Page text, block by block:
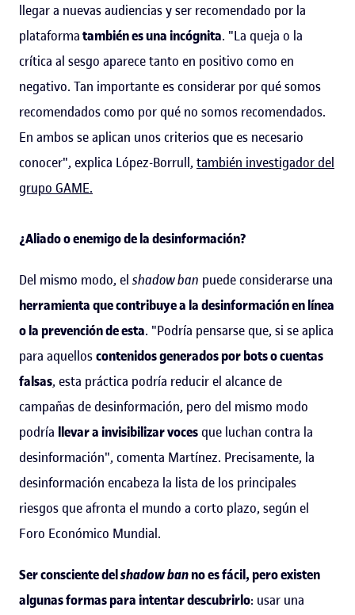
llegar a nuevas audiencias y ser recomendado por la
plataformatambién es una incógnita. "La queja o la
crítica al sesgo aparece tanto en positivo como en
negativo. Tan importante es considerar por qué somos
recomendados como por qué no somos recomendados.
En ambos se aplican unos criterios que es necesario
conocer", explica López-Borrull, también investigador del
grupo GAME.
¿Aliado o enemigo de la desinformación?
Del mismo modo, el shadow ban puede considerarse una
herramienta que contribuye a la desinformación en línea
o la prevención de esta. "Podría pensarse que, si se aplica
para aquelloscontenidos generados por bots o cuentas
falsas, esta práctica podría reducir el alcance de
campañas de desinformación, pero del mismo modo
podría llevar a invisibilizar voces que luchan contra la
desinformación", comenta Martínez. Precisamente, la
desinformación encabeza la lista de los principales
riesgos que afronta el mundo a corto plazo, según el
Foro Económico Mundial.
Ser consciente delshadow banno es fácil, pero existen
algunas formas para intentar descubrirlo: usar una